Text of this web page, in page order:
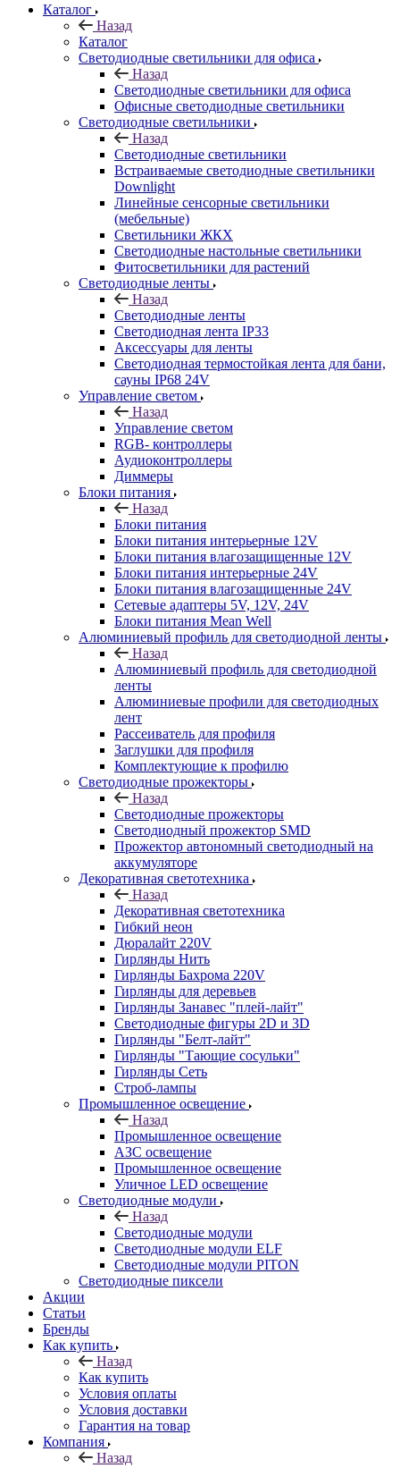
Каталог
Назад
Каталог
Светодиодные светильники для офиса
Назад
Светодиодные светильники для офиса
Офисные светодиодные светильники
Светодиодные светильники
Назад
Светодиодные светильники
Встраиваемые светодиодные светильники
Downlight
Линейные сенсорные светильники
(мебельные)
Светильники ЖКХ
Светодиодные настольные светильники
Фитосветильники для растений
Светодиодные ленты
Назад
Светодиодные ленты
Светодиодная лента IP33
Аксессуары для ленты
Светодиодная термостойкая лента для бани,
сауны IP68 24V
Управление светом
Назад
Управление светом
RGB- контроллеры
Аудиоконтроллеры
Диммеры
Блоки питания
Назад
Блоки питания
Блоки питания интерьерные 12V
Блоки питания влагозащищенные 12V
Блоки питания интерьерные 24V
Блоки питания влагозащищенные 24V
Сетевые адаптеры 5V, 12V, 24V
Блоки питания Mean Well
Алюминиевый профиль для светодиодной ленты
Назад
Алюминиевый профиль для светодиодной
ленты
Алюминиевые профили для светодиодных
лент
Рассеиватель для профиля
Заглушки для профиля
Комплектующие к профилю
Светодиодные прожекторы
Назад
Светодиодные прожекторы
Светодиодный прожектор SMD
Прожектор автономный светодиодный на
аккумуляторе
Декоративная светотехника
Назад
Декоративная светотехника
Гибкий неон
Дюралайт 220V
Гирлянды Нить
Гирлянды Бахрома 220V
Гирлянды для деревьев
Гирлянды Занавес "плей-лайт"
Светодиодные фигуры 2D и 3D
Гирлянды "Белт-лайт"
Гирлянды "Тающие сосульки"
Гирлянды Сеть
Строб-лампы
Промышленное освещение
Назад
Промышленное освещение
АЗС освещение
Промышленное освещение
Уличное LED освещение
Светодиодные модули
Назад
Светодиодные модули
Светодиодные модули ELF
Светодиодные модули PITON
Светодиодные пиксели
Акции
Статьи
Бренды
Как купить
Назад
Как купить
Условия оплаты
Условия доставки
Гарантия на товар
Компания
Назад